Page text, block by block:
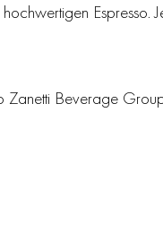
Espresso.
Zanetti Beverage